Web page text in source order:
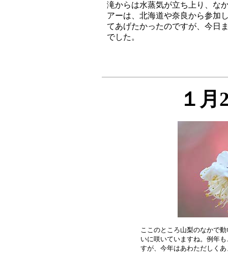
滝からは水蒸気が立ち上り、な
アーは、北海道や奈良から参加
てあげたかったのですが、今日
１月
ここのところ山梨のなかで
いに咲いていますね。例年
すが、今年はあわただしく